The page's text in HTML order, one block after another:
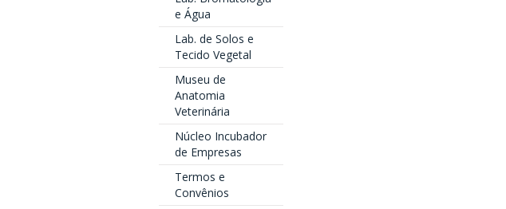
e Água
Lab. de Solos e
Tecido Vegetal
Museu de
Anatomia
Veterinária
Núcleo Incubador
de Empresas
Termos e
Convênios